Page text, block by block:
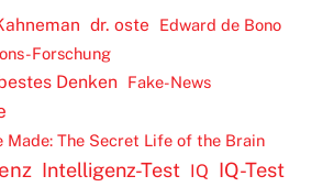
dr. oste
Edward de Bono
Forschung
Denken Fake-News
Made: The Secret Life of the Brain
Intelligenz-Test IQ IQ-Test